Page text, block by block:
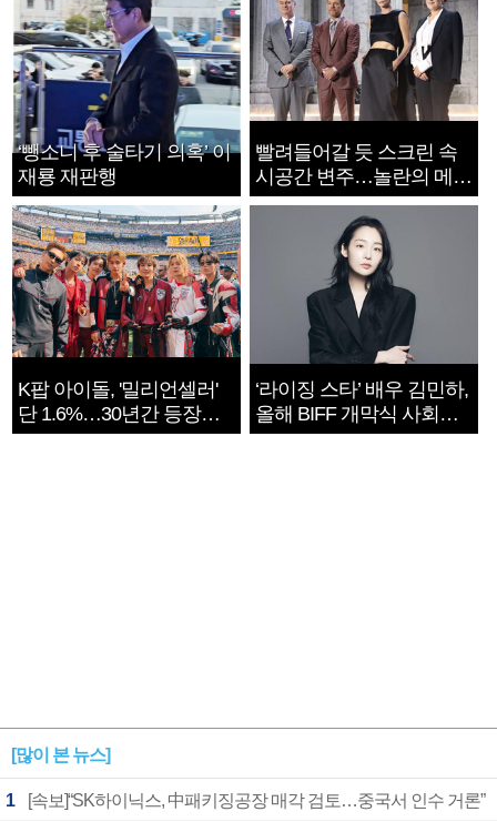
‘뺑소니 후 술타기 의혹’ 이
재룡 재판행
빨려들어갈 듯 스크린 속
시공간 변주…놀란의 메시
지는 ‘전쟁 속죄’
K팝 아이돌, '밀리언셀러'
단 1.6%…30년간 등장
1182개팀 전수조사
‘라이징 스타’ 배우 김민하,
올해 BIFF 개막식 사회자
확정
[많이 본 뉴스]
1 [속보]“SK하이닉스, 中패키징공장 매각 검토…중국서 인수 거론”